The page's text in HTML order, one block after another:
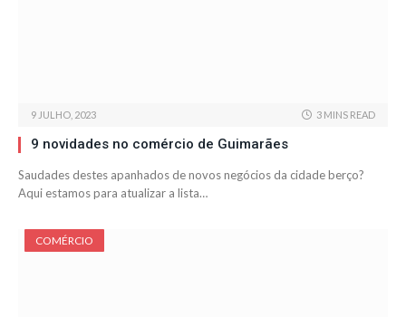
9 JULHO, 2023 3 MINS READ
9 novidades no comércio de Guimarães
Saudades destes apanhados de novos negócios da cidade berço?
Aqui estamos para atualizar a lista…
COMÉRCIO